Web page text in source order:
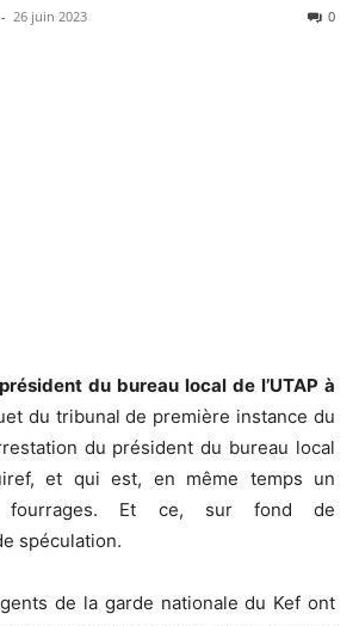
- 26 juin 2023 0
du bureau local de l’UTAP à
du tribunal de première instance du
du président du bureau local
et qui est, en même temps un
fourrages. Et ce, sur fond de
spéculation.
de la garde nationale du Kef ont